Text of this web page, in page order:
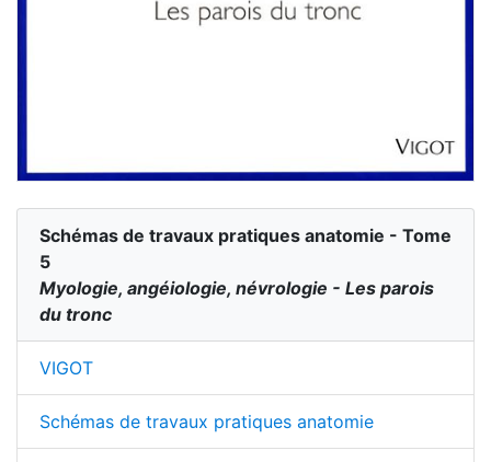
Schémas de travaux pratiques anatomie - Tome
5
Myologie, angéiologie, névrologie - Les parois
du tronc
VIGOT
Schémas de travaux pratiques anatomie